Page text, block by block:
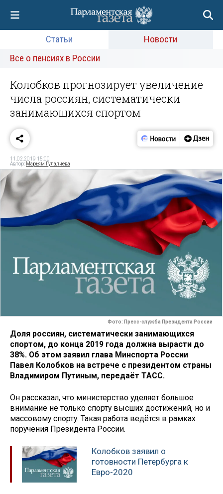
Статьи
Новости
Все о пенсиях в России
Колобков прогнозирует увеличение
числа россиян, систематически
занимающихся спортом
11.02.2019 15:00
Автор: Марьям Гулалиева
Фото: Пресс-служба Президента России
Доля россиян, систематически занимающихся
спортом, до конца 2019 года должна вырасти до
38%. Об этом заявил глава Минспорта России
Павел Колобков на встрече с президентом страны
Владимиром Путиным, передаёт ТАСС.
Он рассказал, что министерство уделяет большое
внимание не только спорту высших достижений, но и
массовому спорту. Такая работа ведётся в рамках
поручения Президента России.
Колобков заявил о
готовности Петербурга к
Евро-2020